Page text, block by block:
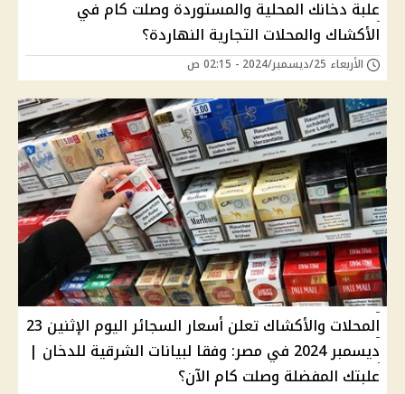
علبة دخانك المحلية والمستوردة وصلت كام في
الأكشاك والمحلات التجارية النهاردة؟
الأربعاء 25/ديسمبر/2024 - 02:15 ص
المحلات والأكشاك تعلن أسعار السجائر اليوم الإثنين 23
ديسمبر 2024 في مصر: وفقا لبيانات الشرقية للدخان |
علبتك المفضلة وصلت كام الآن؟